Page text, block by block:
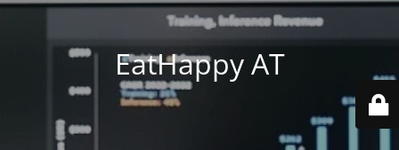
EatHappy AT